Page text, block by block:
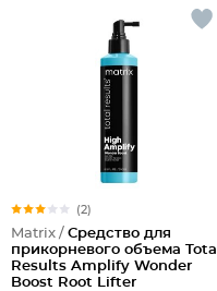
(2)
Matrix / Средство для
прикорневого объема Total
Results Amplify Wonder
Boost Root Lifter